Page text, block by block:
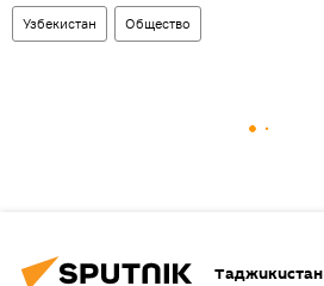
Узбекистан Общество
Таджикистан